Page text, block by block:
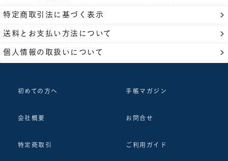
特定商取引法に基づく表示
送料とお支払い方法について
個人情報の取扱いについて
初めての方へ 手帳マガジン
会社概要 お問合せ
特定商取引 ご利用ガイド